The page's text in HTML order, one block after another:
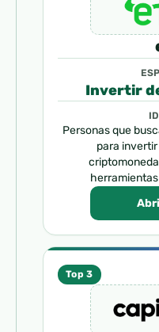
Invertir
Personas que
para invertir
Top 3